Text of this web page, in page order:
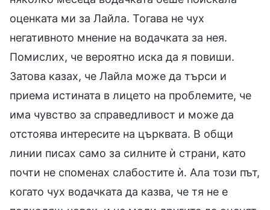
оценката ми за Лайла. Тогава не чух
негативното мнение на водачката за нея.
Помислих, че вероятно иска да я повиши.
Затова казах, че Лайла може да търси и
приема истината в лицето на проблемите, че
има чувство за справедливост и може да
отстоява интересите на църквата. В общи
линии писах само за силните ѝ страни, като
почти не споменах слабостите ѝ. Ала този път,
когато чух водачката да казва, че тя не е